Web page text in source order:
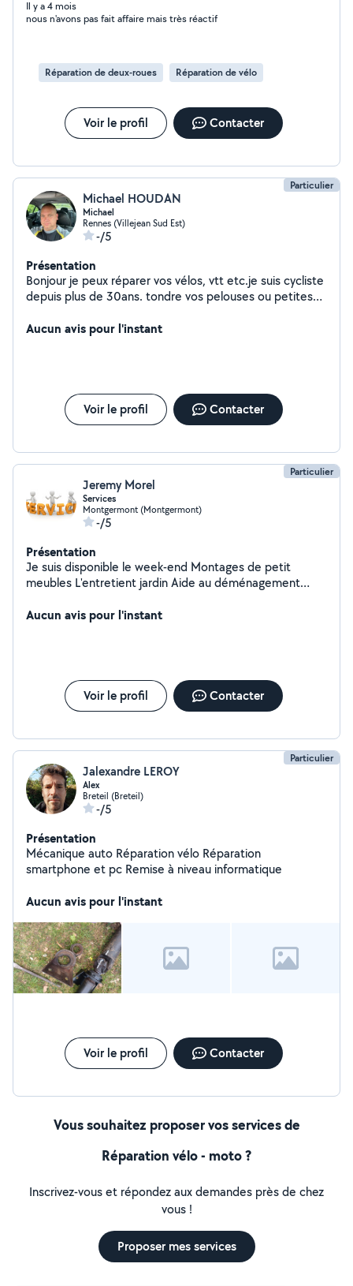
Il y a 4 mois
nous n'avons pas fait affaire mais très réactif
Réparation de deux-roues Réparation de vélo
Voir le profil Contacter
Particulier
Michael HOUDAN
Michael
Rennes (Villejean Sud Est)
-/5
Présentation
Bonjour je peux réparer vos vélos, vtt etc.je suis cycliste
depuis plus de 30ans. tondre vos pelouses ou petites
demander.
Aucun avis pour l'instant
Voir le profil Contacter
Particulier
Jeremy Morel
Services
Montgermont (Montgermont)
-/5
Présentation
Je suis disponible le week-end Montages de petit
meubles L'entretient jardin Aide au déménagement
covoiturage
Aucun avis pour l'instant
Voir le profil Contacter
Particulier
Jalexandre LEROY
Alex
Breteil (Breteil)
-/5
Présentation
Mécanique auto Réparation vélo Réparation
smartphone et pc Remise à niveau informatique
Aucun avis pour l'instant
Voir le profil Contacter
Vous souhaitez proposer vos services de
Réparation vélo - moto ?
Inscrivez-vous et répondez aux demandes près de chez
vous !
Proposer mes services